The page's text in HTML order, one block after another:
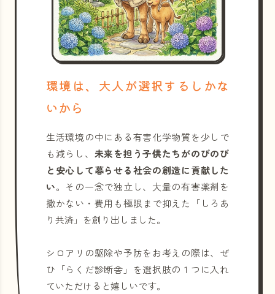
環境は、大人が選択するしかな
いから
生活環境の中にある有害化学物質を少しで
も減らし、 未来を担う子供たちがのびのび
と安心して暮らせる社会の創造に貢献した
い。その一念で独立し、大量の有害薬剤を
撒かない・費用も極限まで抑えた「しろあ
り共済」を創り出しました。
シロアリの駆除や予防をお考えの際は、ぜ
ひ「らくだ診断舎」を選択肢の１つに入れ
ていただけると嬉しいです。